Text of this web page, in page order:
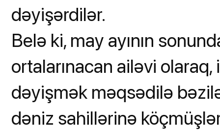
dəyişərdilər.
Belə ki, may ayının
ortalarınacan ailəvi
dəyişmək məqsədilə
dəniz sahillərinə